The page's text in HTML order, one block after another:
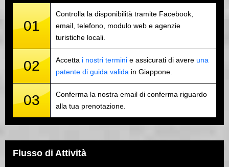
01
Controlla la disponibilità tramite Facebook,
email, telefono, modulo web e agenzie
turistiche locali.
02 Accetta i nostri termini e assicurati di avere una
patente di guida valida in Giappone.
03
Conferma la nostra email di conferma riguardo
alla tua prenotazione.
Flusso di Attività